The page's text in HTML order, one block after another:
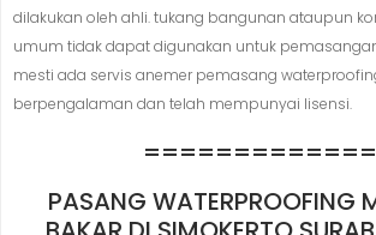
dilakukan oleh ahli. tukang bangunan ataupun
umum tidak dapat digunakan untuk
mesti ada servis anemer pemasang
berpengalaman dan telah mempunyai lisensi.
PASANG WATERPROOFING